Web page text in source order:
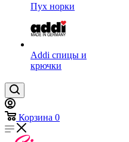
Пух норки
Addi спицы и
крючки
Корзина 0